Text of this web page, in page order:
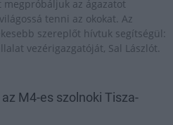
az ágazatot
tenni az okokat. Az
szereplőt hívtuk segítségül:
vezérigazgatóját, Sal Lászlót.
M4-es szolnoki Tisza-